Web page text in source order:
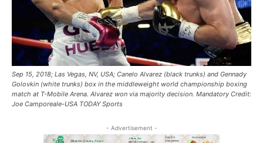
Sep 15, 2018; Las Vegas, NV, USA; Canelo Alvarez (black trunks) and Gennady
Golovkin (white trunks) box in the middleweight world championship boxing
match at T-Mobile Arena. Alvarez won via majority decision. Mandatory Credit:
Joe Camporeale-USA TODAY Sports
- Advertisement -